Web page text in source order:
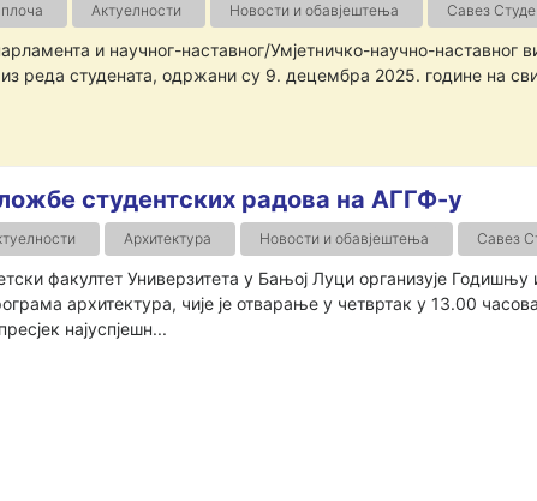
Актуелности Новости и обавјештења Савез
и научног-наставног/Умјетничко-научно-наставног
из реда студената, одржани су 9. децембра 2025. године на
студентских радова на АГГФ-у
Архитектура Новости и обавјештења Савез
факултет Универзитета у Бањој Луци организује Годишњу
архитектура, чије је отварање у четвртак у 13.00
најуспјешн...